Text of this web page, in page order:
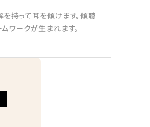
持って耳を傾けます。傾聴
ワークが生まれます。